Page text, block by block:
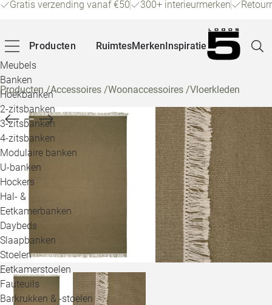
Gratis verzending vanaf €50 300+ interieurmerken
Producten
Meubels
Banken
Hoekbanken
2-zitsbanken
3-zitsbanken
4-zitsbanken
Modulaire banken
U-banken
Hockers
Hal- &
Eetkamerbanken
Daybeds
Slaapbanken
Stoelen
Eetkamerstoelen
Fauteuils
Barkrukken & -stoelen
RuimtesMerkenInspiratie
Producten/Accessoires /Woonaccessoires /Vloerkleden